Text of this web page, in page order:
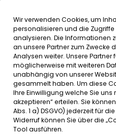
25 JAHRE BEIM
Dienstag, 08.04.2025
Herr Peter Bresele durfte am
Wir verwenden Cookies, um
personalisieren und die Zugriffe
analysieren. Die Informationen
an unsere Partner zum Zwecke
Analysen weiter. Unsere
möglicherweise mit weiteren
unabhängig von unserer
gesammelt haben. Um diese
Ihre Einwilligung welche Sie uns
akzeptieren“ erteilen. Sie
Abs. 1 a) DSGVO) jederzeit für
Widerruf können Sie über die
Tool ausführen.